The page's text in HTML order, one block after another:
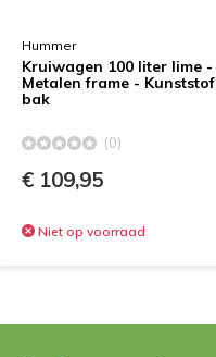
Hummer
Kruiwagen 100 liter lime -
Metalen frame - Kunststof
bak
(0)
€ 109,95
Niet op voorraad